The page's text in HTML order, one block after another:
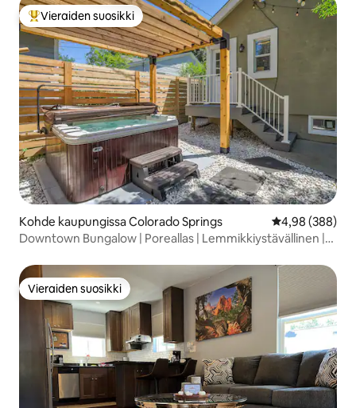
Vieraiden suosikkien parhaimmistoa
Vieraiden suosikki
Kohde kaupungissa Colorado Springs
4,98 (388)
Downtown Bungalow | Poreallas | Lemmikkiystävällinen |
Vieraiden suosikki
Vieraiden suosikki